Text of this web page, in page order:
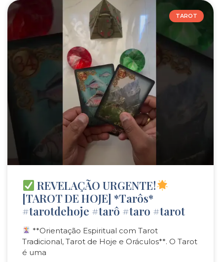
TAROT
REVELAÇÃO URGENTE!
[TAROT DE HOJE] *Tarôs*
#tarotdehoje #tarô #taro #tarot
**Orientação Espiritual com Tarot
Tradicional, Tarot de Hoje e Oráculos**. O Tarot
é uma